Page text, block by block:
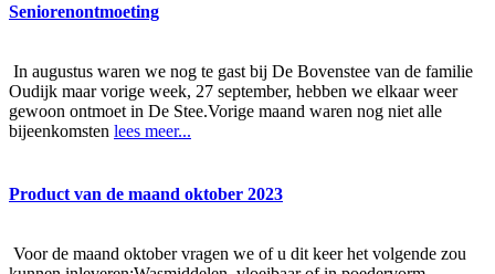
Seniorenontmoeting
In augustus waren we nog te gast bij De Bovenstee van de familie
Oudijk maar vorige week, 27 september, hebben we elkaar weer
gewoon ontmoet in De Stee.Vorige maand waren nog niet alle
bijeenkomsten lees meer...
Product van de maand oktober 2023
Voor de maand oktober vragen we of u dit keer het volgende zou